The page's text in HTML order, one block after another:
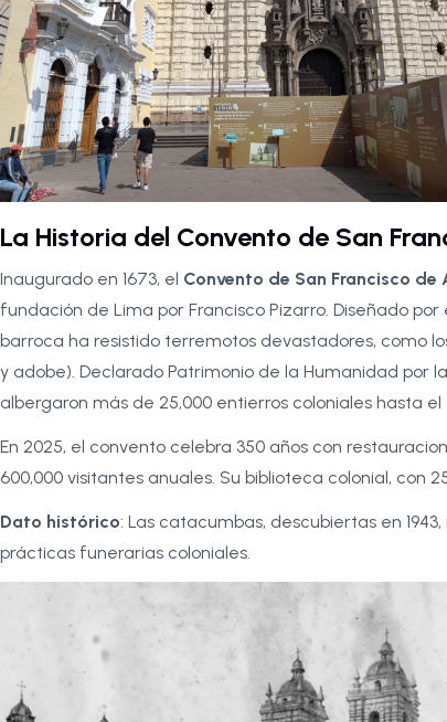
La Historia del Convento de San
Inaugurado en 1673, el Convento de San Francisco de
fundación de Lima por Francisco Pizarro. Diseñado
barroca ha resistido terremotos devastadores, como
y adobe). Declarado Patrimonio de la Humanidad por
albergaron más de 25,000 entierros coloniales hasta el
En 2025, el convento celebra 350 años con
600,000 visitantes anuales. Su biblioteca colonial, con
Dato histórico: Las catacumbas, descubiertas en
prácticas funerarias coloniales.